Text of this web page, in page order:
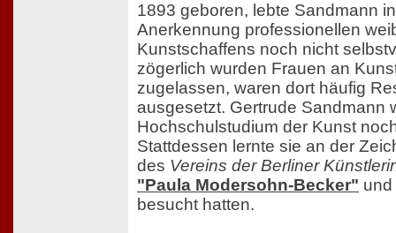
1893 geboren, lebte Sandmann
Anerkennung professionellen
Kunstschaffens noch nicht
zögerlich wurden Frauen an
zugelassen, waren dort häufig
ausgesetzt. Gertrude Sandmann
Hochschulstudium der Kunst
Stattdessen lernte sie an der
des Vereins der Berliner
"Paula Modersohn-Becker" und
besucht hatten.